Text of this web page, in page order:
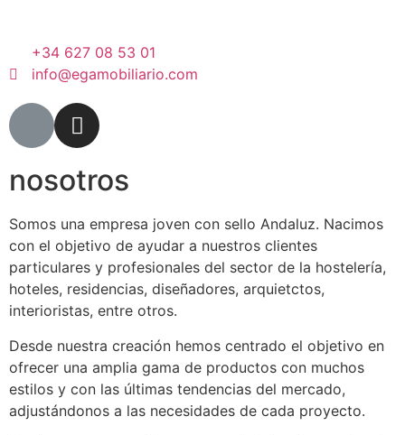
+34 627 08 53 01
info@egamobiliario.com
nosotros
Somos una empresa joven con sello Andaluz. Nacimos
con el objetivo de ayudar a nuestros clientes
particulares y profesionales del sector de la hostelería,
hoteles, residencias, diseñadores, arquietctos,
interioristas, entre otros.
Desde nuestra creación hemos centrado el objetivo en
ofrecer una amplia gama de productos con muchos
estilos y con las últimas tendencias del mercado,
adjustándonos a las necesidades de cada proyecto.